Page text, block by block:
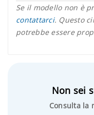
Se il modello non è
contattarci. Questo
potrebbe essere
Non sei
Consulta la